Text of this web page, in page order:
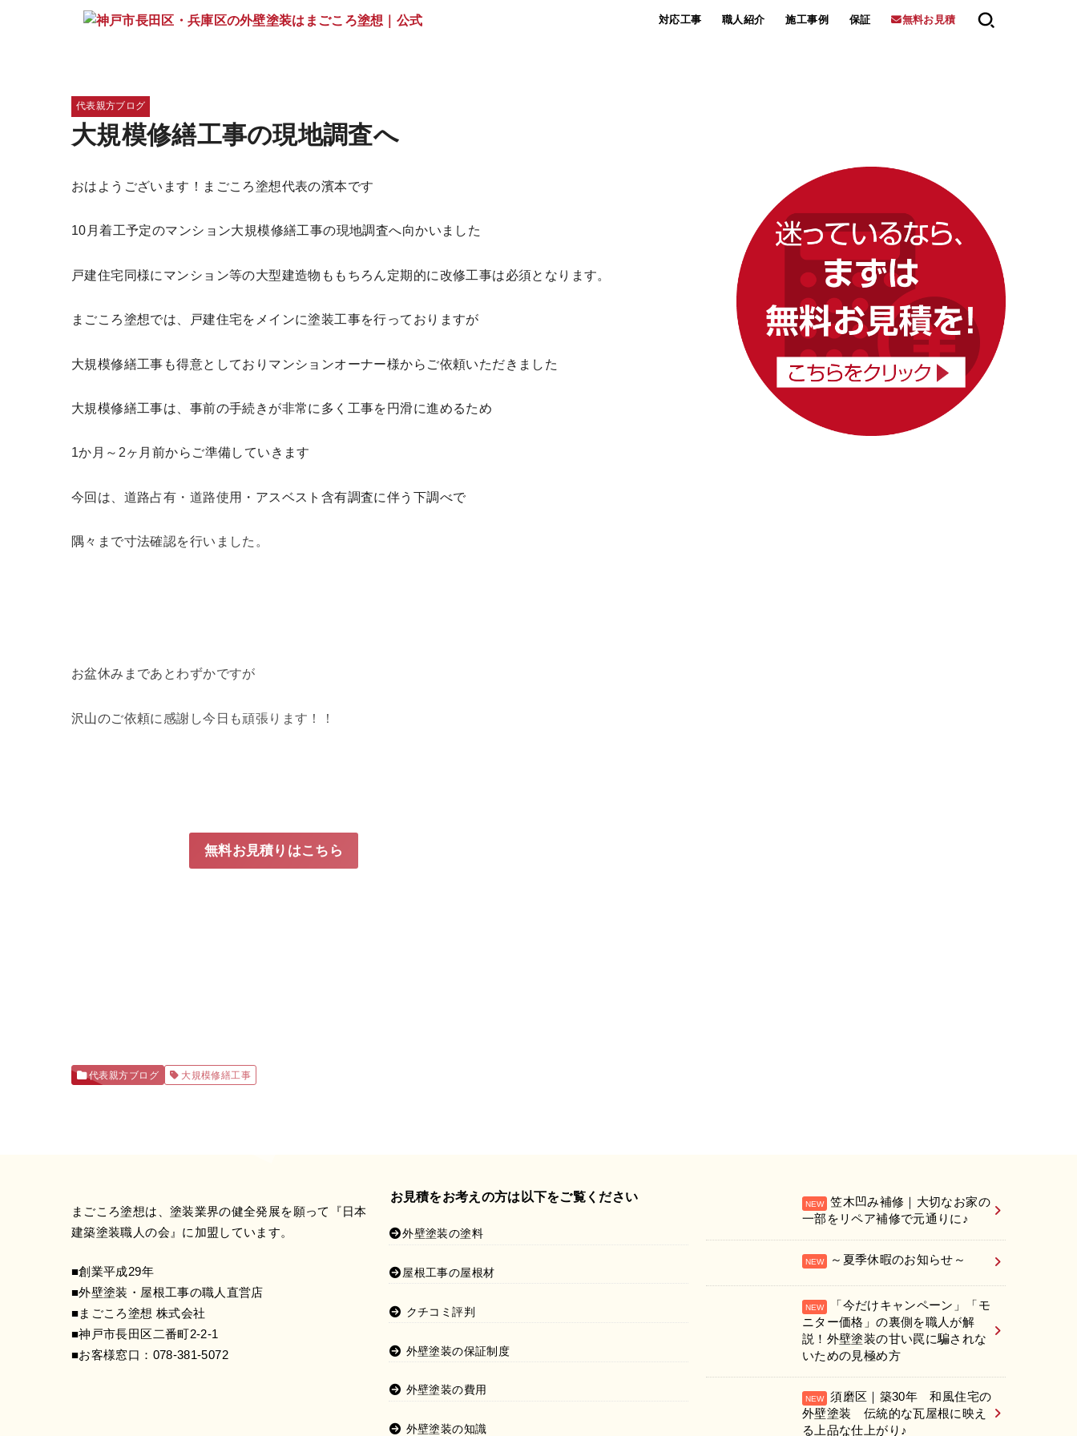
対応工事 職人紹介 施工事例 保証 無料お見積
代表親方ブログ
大規模修繕工事の現地調査へ
おはようございます！まごころ塗想代表の濱本です
10月着工予定のマンション大規模修繕工事の現地調査へ向かいました
戸建住宅同様にマンション等の大型建造物ももちろん定期的に改修工事は必須となります。
まごころ塗想では、戸建住宅をメインに塗装工事を行っておりますが
大規模修繕工事も得意としておりマンションオーナー様からご依頼いただきました
大規模修繕工事は、事前の手続きが非常に多く工事を円滑に進めるため
1か月～2ヶ月前からご準備していきます
今回は、道路占有・道路使用・アスベスト含有調査に伴う下調べで
隅々まで寸法確認を行いました。
お盆休みまであとわずかですが
沢山のご依頼に感謝し今日も頑張ります！！
無料お見積りはこちら
代表親方ブログ 大規模修繕工事
まごころ塗想は、塗装業界の健全発展を願って『 日本
建築塗装職人の会 』に加盟しています。
■創業平成29年
■外壁塗装・屋根工事の職人直営店
■まごころ塗想 株式会社
■神戸市長田区二番町2-2-1
■お客様窓口： 078-381-5072
お見積をお考えの方は以下をご覧ください
外壁塗装の塗料
屋根工事の屋根材
クチコミ評判
外壁塗装の保証制度
外壁塗装の費用
外壁塗装の知識
笠木凹み補修｜大切なお家の
一部をリペア補修で元通りに♪
～夏季休暇のお知らせ～
「今だけキャンペーン」「モ
ニター価格」の裏側を職人が解
説！外壁塗装の甘い罠に騙されな
いための見極め方
須磨区｜築30年 和風住宅の
外壁塗装 伝統的な瓦屋根に映え
る上品な仕上がり♪